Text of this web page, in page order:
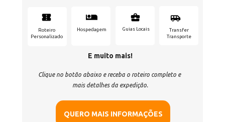
Hospedagem
Roteiro
Personalizado
Guias Locais
Transfer
Transporte
E muito mais!
Clique no botão abaixo e receba o roteiro completo e
mais detalhes da expedição.
QUERO MAIS INFORMAÇÕES